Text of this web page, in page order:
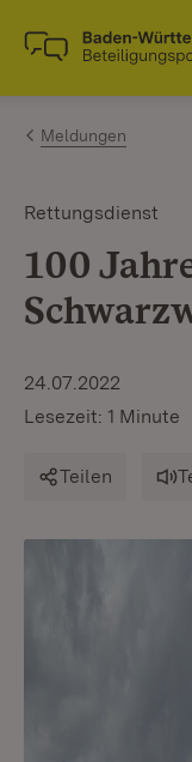
Zum Inhalt
Link zur
Meldungen
Rettungsdienst
100
24.07.2022
Lesezeit: 1 Minute
Teilen